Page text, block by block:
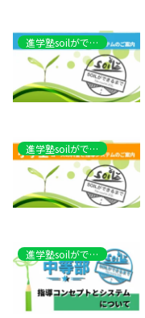
進学塾soilができるまで
進学塾soilができるまで
進学塾soilができるまで